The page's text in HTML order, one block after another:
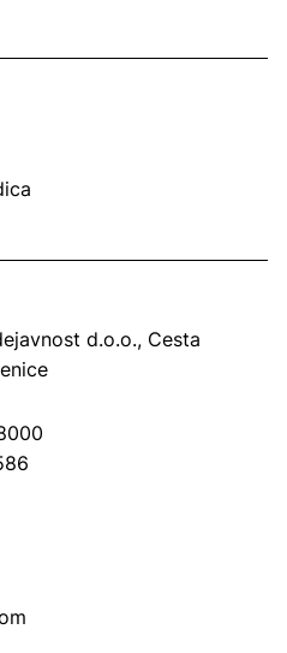
d.o.o., Cesta